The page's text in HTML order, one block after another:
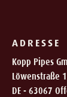
ADRESSE
Kopp Pipes
Löwenstraße
DE - 63067